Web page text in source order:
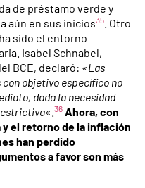
de préstamo verde y
aún en sus inicios35 . Otro
sido el entorno
Isabel Schnabel,
BCE, declaró: «Las
objetivo específico no
dada la necesidad
«. 36 Ahora, con
el retorno de la inflación
han perdido
a favor son más